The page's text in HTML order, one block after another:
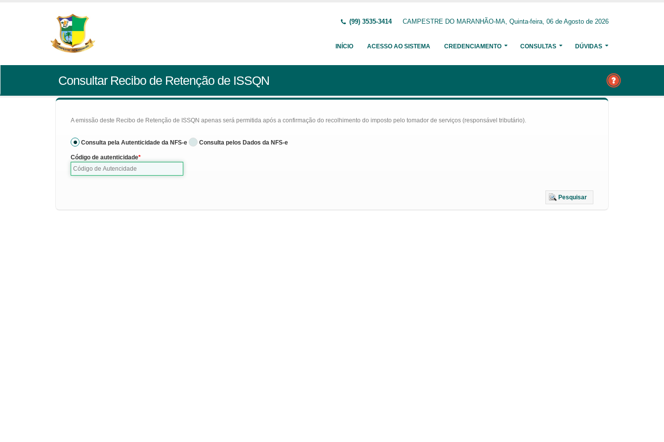
(99) 3535-3414 CAMPESTRE DO MARANHÃO-MA, Quinta-feira, 06 de Agosto de 2026
INÍCIO ACESSO AO SISTEMA CREDENCIAMENTO CONSULTAS DÚVIDAS
Consultar Recibo de Retenção de ISSQN
A emissão deste Recibo de Retenção de ISSQN apenas será permitida após a confirmação do recolhimento do imposto pelo tomador de serviços (responsável tributário).
Consulta pela Autenticidade da NFS-e Consulta pelos Dados da NFS-e
Código de autenticidade
Pesquisar